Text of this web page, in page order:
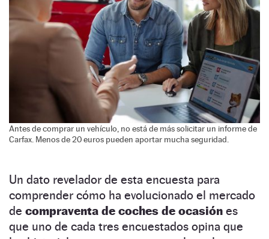
Antes de comprar un vehículo, no está de más solicitar un informe de
Carfax. Menos de 20 euros pueden aportar mucha seguridad.
Un dato revelador de esta encuesta para
comprender cómo ha evolucionado el mercado
de compraventa de coches de ocasión es
que uno de cada tres encuestados opina que